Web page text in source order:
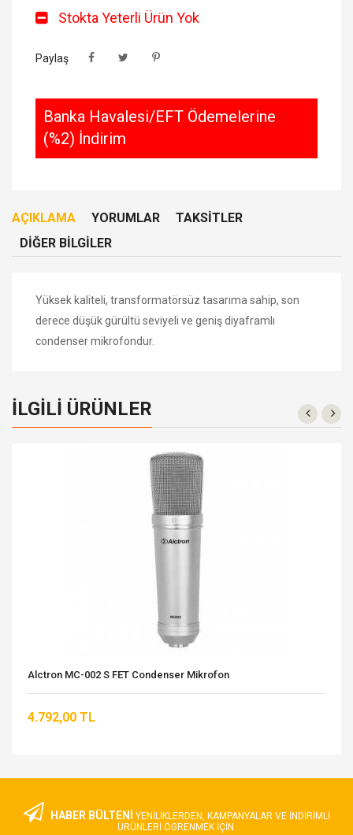
Stokta Yeterli Ürün Yok
Paylaş
Banka Havalesi/EFT Ödemelerine
(%2) İndirim
AÇIKLAMA YORUMLAR
TAKSITLER
DIĞER BILGILER
Yüksek kaliteli, transformatörsüz tasarıma sahip, son
derece düşük gürültü seviyeli ve geniş diyaframlı
condenser mikrofondur.
İLGILI ÜRÜNLER
Alctron MC-002 S FET Condenser Mikrofon
4.792,00 TL
HABER BÜLTENİ YENILIKLERDEN, KAMPANYALAR VE INDIRIMLI
ÜRÜNLERI ÖGRENMEK IÇIN.